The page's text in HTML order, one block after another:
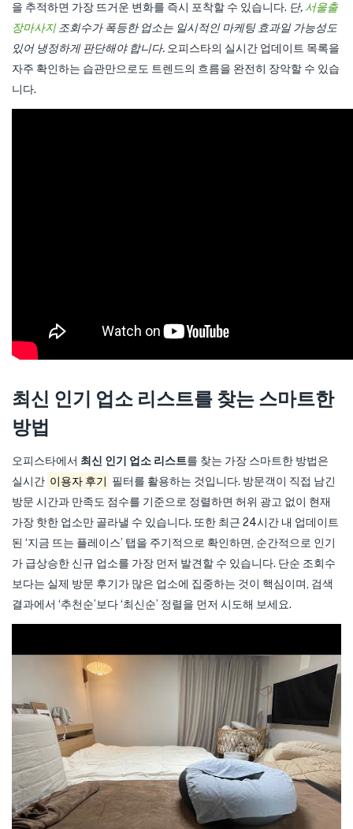
을 추적하면 가장 뜨거운 변화를 즉시 포착할 수 있습니다. 단, 서울출
장마사지조회수가 폭등한 업소는 일시적인 마케팅 효과일 가능성도
있어 냉정하게 판단해야 합니다. 오피스타의 실시간 업데이트 목록을
자주 확인하는 습관만으로도 트렌드의 흐름을 완전히 장악할 수 있습
니다.
최신 인기 업소 리스트를 찾는 스마트한
방법
오피스타에서 최신 인기 업소 리스트를 찾는 가장 스마트한 방법은
실시간 이용자 후기 필터를 활용하는 것입니다. 방문객이 직접 남긴
방문 시간과 만족도 점수를 기준으로 정렬하면 허위 광고 없이 현재
가장 핫한 업소만 골라낼 수 있습니다. 또한 최근 24시간 내 업데이트
된 ‘지금 뜨는 플레이스’ 탭을 주기적으로 확인하면, 순간적으로 인기
가 급상승한 신규 업소를 가장 먼저 발견할 수 있습니다. 단순 조회수
보다는 실제 방문 후기가 많은 업소에 집중하는 것이 핵심이며, 검색
결과에서 ‘추천순’보다 ‘최신순’ 정렬을 먼저 시도해 보세요.